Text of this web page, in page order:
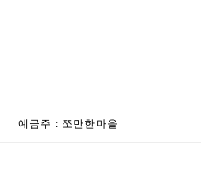
예금주 : 쪼만한마을